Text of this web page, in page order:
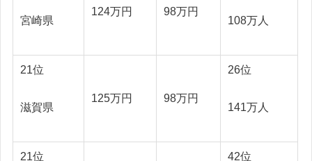
宮崎県
124万円 98万円
108万人
21位
滋賀県
125万円 98万円
26位
141万人
21位 42位